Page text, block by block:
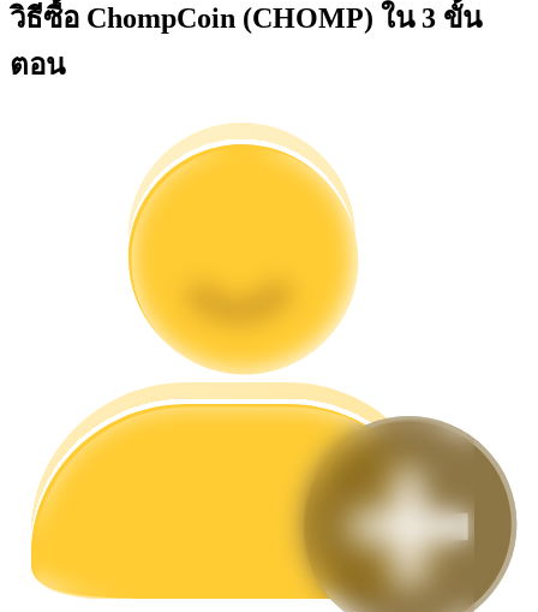
แนะนำ
คู่มือเริ่มต้นฟิวเจอร์ส
กลยุทธ์การซื้อขาย
เรียนรู้วิธีการรักษาผลกำไร
ได้รับ
วิธีซื้อ ChompCoin (CHOMP) ใน 3 ขั้น
ตอน